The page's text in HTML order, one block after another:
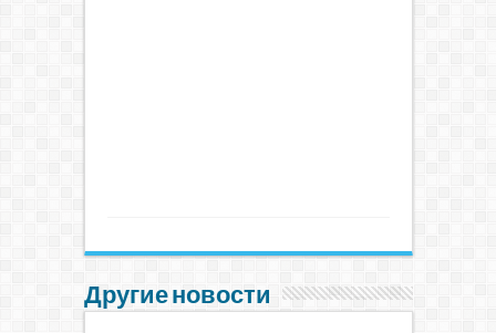
Другие новости